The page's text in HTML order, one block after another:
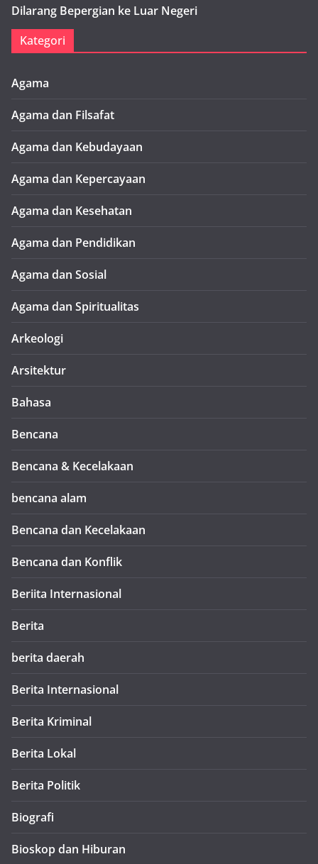
Dilarang Bepergian ke Luar Negeri
Kategori
Agama
Agama dan Filsafat
Agama dan Kebudayaan
Agama dan Kepercayaan
Agama dan Kesehatan
Agama dan Pendidikan
Agama dan Sosial
Agama dan Spiritualitas
Arkeologi
Arsitektur
Bahasa
Bencana
Bencana & Kecelakaan
bencana alam
Bencana dan Kecelakaan
Bencana dan Konflik
Beriita Internasional
Berita
berita daerah
Berita Internasional
Berita Kriminal
Berita Lokal
Berita Politik
Biografi
Bioskop dan Hiburan